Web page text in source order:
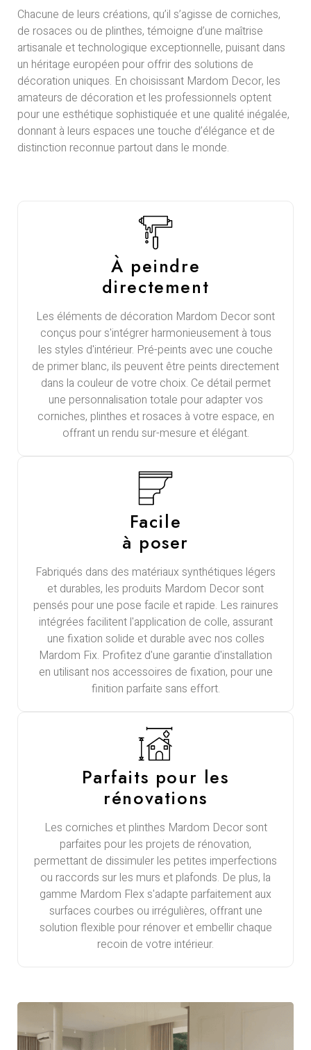
Chacune de leurs créations, qu’il s’agisse de corniches,
de rosaces ou de plinthes, témoigne d’une maîtrise
artisanale et technologique exceptionnelle, puisant dans
un héritage européen pour offrir des solutions de
décoration uniques. En choisissant Mardom Decor, les
amateurs de décoration et les professionnels optent
pour une esthétique sophistiquée et une qualité inégalée,
donnant à leurs espaces une touche d’élégance et de
distinction reconnue partout dans le monde.
À peindre
directement
Les éléments de décoration Mardom Decor sont
conçus pour s'intégrer harmonieusement à tous
les styles d'intérieur. Pré-peints avec une couche
de primer blanc, ils peuvent être peints directement
dans la couleur de votre choix. Ce détail permet
une personnalisation totale pour adapter vos
corniches, plinthes et rosaces à votre espace, en
offrant un rendu sur-mesure et élégant.
Facile
à poser
Fabriqués dans des matériaux synthétiques légers
et durables, les produits Mardom Decor sont
pensés pour une pose facile et rapide. Les rainures
intégrées facilitent l'application de colle, assurant
une fixation solide et durable avec nos colles
Mardom Fix. Profitez d'une garantie d'installation
en utilisant nos accessoires de fixation, pour une
finition parfaite sans effort.
Parfaits pour les
rénovations
Les corniches et plinthes Mardom Decor sont
parfaites pour les projets de rénovation,
permettant de dissimuler les petites imperfections
ou raccords sur les murs et plafonds. De plus, la
gamme Mardom Flex s'adapte parfaitement aux
surfaces courbes ou irrégulières, offrant une
solution flexible pour rénover et embellir chaque
recoin de votre intérieur.